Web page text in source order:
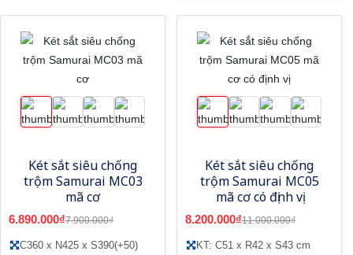
Két sắt siêu chống
trộm Samurai MC03
mã cơ
6.890.000₫7.900.000₫
C360 x N425 x S390(+50)
Két sắt siêu chống
trộm Samurai MC05
mã cơ có định vị
8.200.000₫11.000.000₫
KT: C51 x R42 x S43 cm